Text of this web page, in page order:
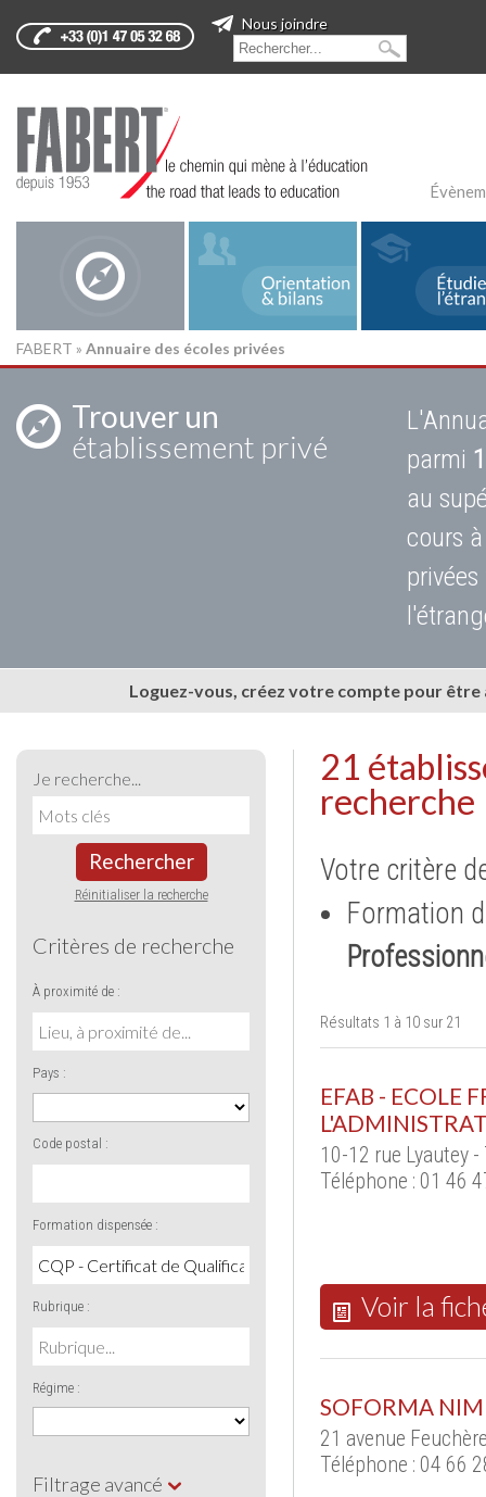
Nous joindre
FABERT » Annuaire des écoles privées
Trouver un
établissement privé
parmi
au
cours
Loguez-vous, créez votre compte pour
Je recherche...
Rechercher
Réinitialiser la recherche
Critères de recherche
À proximité de :
Pays :
Code postal :
Formation dispensée :
Rubrique :
Régime :
Filtrage avancé
21
recherche
Votre critère
Formation
Résultats 1 à 10 sur 21
EFAB - ECOLE
10-12 rue Lyautey
Téléphone : 01 46
Voir la
SOFORMA
21 avenue
Téléphone : 04 66